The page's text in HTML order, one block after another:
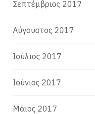
Σεπτέμβριος 2017
Αύγουστος 2017
Ιούλιος 2017
Ιούνιος 2017
Μάιος 2017